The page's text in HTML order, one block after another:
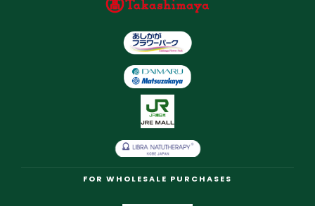
FOR WHOLESALE PURCHASES